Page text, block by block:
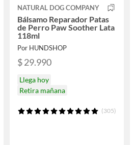
NATURAL DOG COMPANY
Bálsamo Reparador Patas
de Perro Paw Soother Lata
118ml
Por HUNDSHOP
$ 29.990
Llega hoy
Retira mañana
(305)